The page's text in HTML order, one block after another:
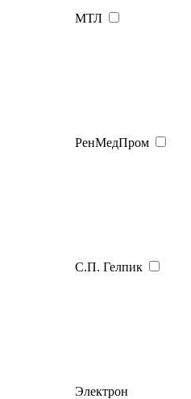
МТЛ
РенМедПром
С.П. Гелпик
Электрон